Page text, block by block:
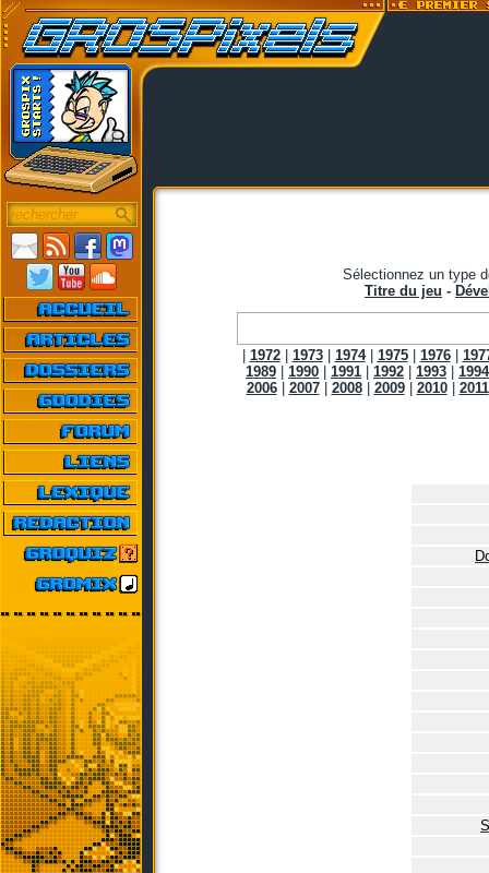
Sélectionnez un type
Titre du jeu -
1972| 1973| 1974| 1975| 1976|
1989
1990 1991 1992 1993
1994
2006| 2007| 2008| 2009| 2010| 2011